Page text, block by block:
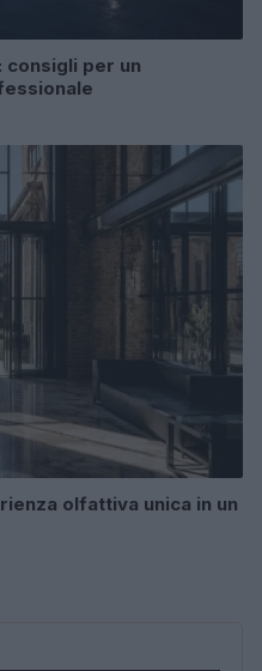
per un
olfattiva unica in un